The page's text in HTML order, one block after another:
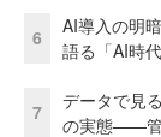
6
AI導入の明
語る「AI時
7
データで見
の実態——管